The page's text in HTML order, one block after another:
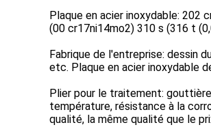
Plaque en acier inoxydable: 202
(00 cr17ni14mo2) 310 s (316 t
Fabrique de l'entreprise: dessin
etc. Plaque en acier inoxydable
Plier pour le traitement:
température, résistance à la
qualité, la même qualité que le